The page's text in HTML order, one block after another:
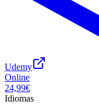
Udemy
Online
24,99€
Idiomas